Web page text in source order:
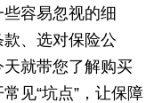
容易忽视的细
、选对保险公
就带您了解购买
见“坑点”，让保障